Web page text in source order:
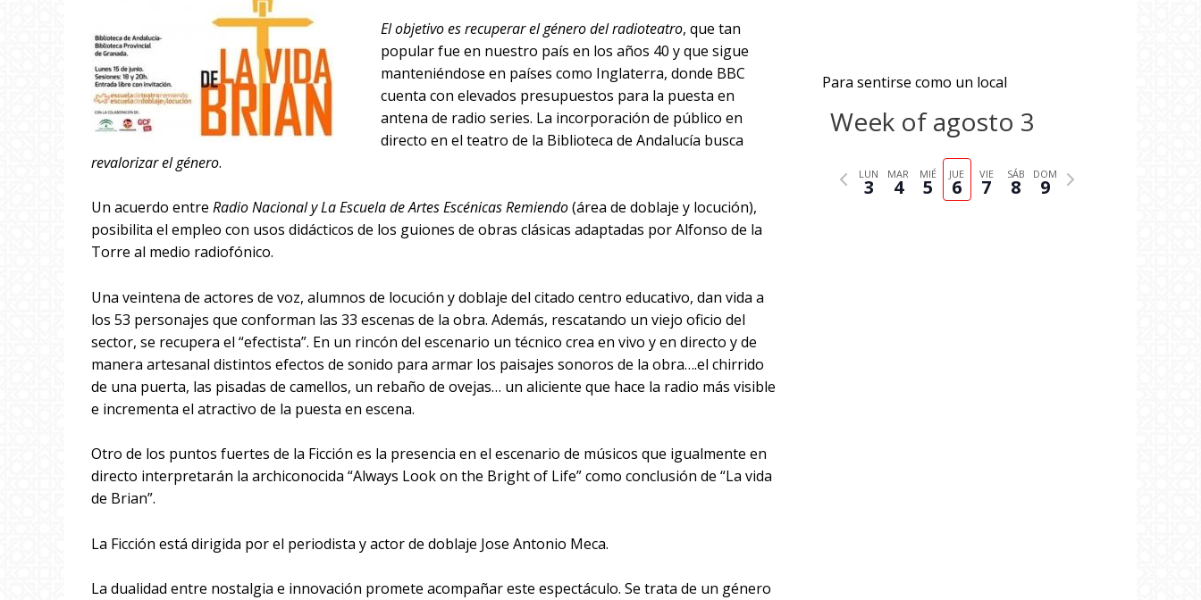
El objetivo es recuperar el género del radioteatro, que tan
popular fue en nuestro país en los años 40 y que sigue
manteniéndose en países como Inglaterra, donde BBC
cuenta con elevados presupuestos para la puesta en
antena de radio series. La incorporación de público en
directo en el teatro de la Biblioteca de Andalucía busca
revalorizar el género.
Un acuerdo entre Radio Nacional y La Escuela de Artes Escénicas Remiendo(área de doblaje y locución),
posibilita el empleo con usos didácticos de los guiones de obras clásicas adaptadas por Alfonso de la
Torre al medio radiofónico.
Una veintena de actores de voz, alumnos de locución y doblaje del citado centro educativo, dan vida a
los 53 personajes que conforman las 33 escenas de la obra. Además, rescatando un viejo oficio del
sector, se recupera el “efectista”. En un rincón del escenario un técnico crea en vivo y en directo y de
manera artesanal distintos efectos de sonido para armar los paisajes sonoros de la obra….el chirrido
de una puerta, las pisadas de camellos, un rebaño de ovejas… un aliciente que hace la radio más visible
e incrementa el atractivo de la puesta en escena.
Otro de los puntos fuertes de la Ficción es la presencia en el escenario de músicos que igualmente en
directo interpretarán la archiconocida “Always Look on the Bright of Life” como conclusión de “La vida
de Brian”.
La Ficción está dirigida por el periodista y actor de doblaje Jose Antonio Meca.
La dualidad entre nostalgia e innovación promete acompañar este espectáculo. Se trata de un género
Para sentirse como un local
Week of agosto 3
LUN
3
MAR
4
MIÉ
5
JUE
6
VIE
7
SÁB
8
DOM
9
N